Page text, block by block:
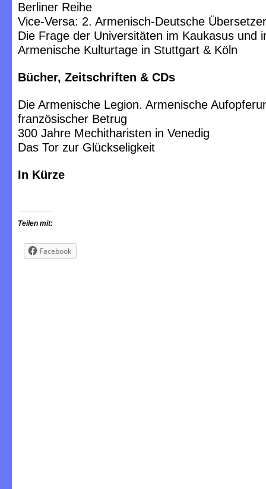
Berliner Reihe
Vice-Versa: 2. Armenisch-Deutsche
Die Frage der Universitäten im Kaukasus und
Armenische Kulturtage in Stuttgart & Köln
Bücher, Zeitschriften & CDs
Die Armenische Legion. Armenische
französischer Betrug
300 Jahre Mechitharisten in Venedig
Das Tor zur Glückseligkeit
In Kürze
Teilen mit:
Facebook